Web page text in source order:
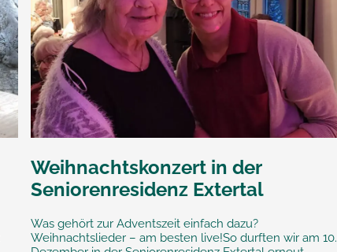
Weihnachtskonzert in der
Seniorenresidenz Extertal
Was gehört zur Adventszeit einfach dazu?
Weihnachtslieder – am besten live!So durften wir am 10.